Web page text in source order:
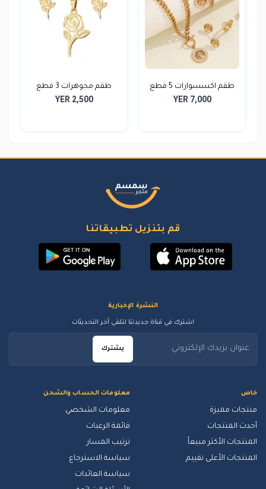
طقم اكسسوارات 5 قطع
اني...
YER 7,000
طقم مجوهرات 3 قطع
YER 2,500
قم بتنزيل تطبيقاتنا
خاص
منتجات مميزة
أحدث المنتجات
المنتجات الأكثر مبيعاً
المنتجات الأعلى تقييم
معلومات الحساب والشحن
معلومات الشخصي
قائمة الرغبات
ترتيب المسار
سياسة الاسترجاع
سياسة العائدات
النشرة الإخبارية
اشترك في قناة جديدتنا لتلقي آخر التحديثات
يشترك